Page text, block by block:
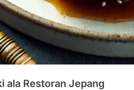
ala Restoran Jepang